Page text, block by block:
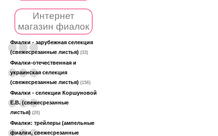
Интернет
магазин фиалок
Фиалки - зарубежная селекция
(свежесрезанные листья) (33)
Фиалки-отечественная и
украинская селекция
(свежесрезанные листья) (156)
Фиалки - селекции Коршуновой
Е.В. (свежесрезанные
листья) (20)
Фиалки: трейлеры (ампельные
фиалки, свежесрезанные